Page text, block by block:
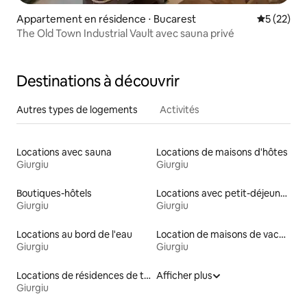
Appartement en résidence ⋅ Bucarest
5 (22)
The Old Town Industrial Vault avec sauna privé
Destinations à découvrir
Autres types de logements Activités
Locations avec sauna
Giurgiu
Locations de maisons d'hôtes
Giurgiu
Boutiques-hôtels
Giurgiu
Locations avec petit-déjeuner
Giurgiu
Locations au bord de l'eau
Giurgiu
Location de maisons de vacances
Giurgiu
Locations de résidences de tourisme
Giurgiu
Afficher plus